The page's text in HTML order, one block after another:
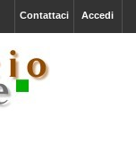
Accedi
Contattaci